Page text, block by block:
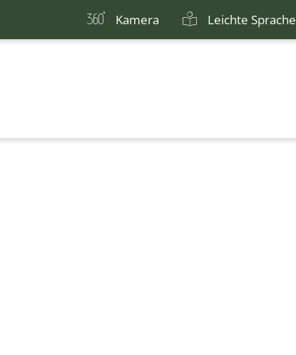
Kamera Leichte Sprache